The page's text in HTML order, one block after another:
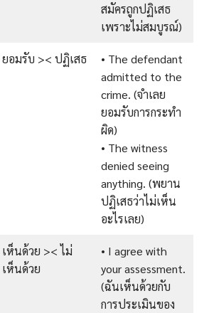
สมัครถูกปฏิเสธ
เพราะไม่สมบูรณ์)
ยอมรับ >< ปฏิเสธ
• The defendant
admitted to the
crime. (จำเลย
ยอมรับการกระทำ
ผิด)
• The witness
denied seeing
anything. (พยาน
ปฏิเสธว่าไม่เห็น
อะไรเลย)
เห็นด้วย >< ไม่
เห็นด้วย
• I agree with
your assessment.
(ฉันเห็นด้วยกับ
การประเมินของ